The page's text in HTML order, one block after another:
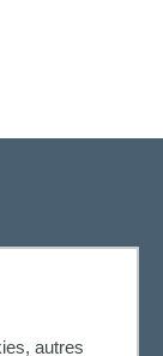
autres